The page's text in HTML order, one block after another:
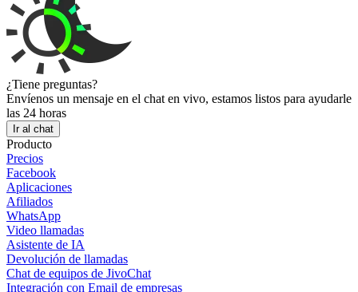
¿Tiene preguntas?
Envíenos un mensaje en el chat en vivo, estamos listos para ayudarle
las 24 horas
Ir al chat
Producto
Precios
Facebook
Aplicaciones
Afiliados
WhatsApp
Video llamadas
Asistente de IA
Devolución de llamadas
Chat de equipos de JivoChat
Integración con Email de empresas